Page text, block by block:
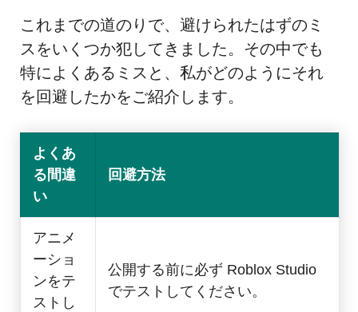
これまでの道のりで、避けられたはずのミ
スをいくつか犯してきました。その中でも
特によくあるミスと、私がどのようにそれ
を回避したかをご紹介します。
よくあ
る間違
い
回避方法
アニメ
ーショ
ンをテ
ストし
公開する前に必ず Roblox Studio
でテストしてください。